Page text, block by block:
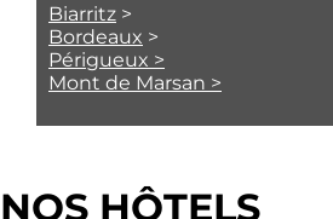
Biarritz >
Bordeaux >
Périgueux >
Mont de Marsan >
NOS HÔTELS